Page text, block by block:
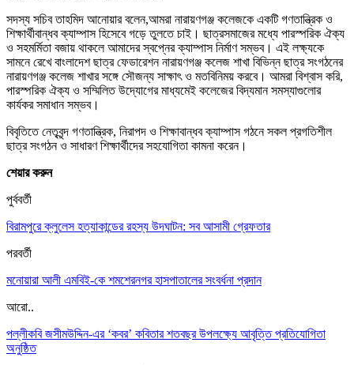
সদস্য সচিব তাহমিদ আনোয়ার বলেন,আমরা নারায়ণগঞ্জ কলেজকে একটি গণতান্ত্রিক ও
শিক্ষার্থীবান্ধব ক্যাম্পাস হিসেবে গড়ে তুলতে চাই। ছাত্রসমাজের মধ্যে পারস্পরিক ঐক্য
ও সহমর্মিতা বজায় থাকলে আমাদের স্বপ্নের ক্যাম্পাস নির্মাণ সম্ভব। এই লক্ষ্যকে
সামনে রেখে বাংলাদেশ ছাত্র ফেডারেশন নারায়ণগঞ্জ কলেজ শাখা বিভিন্ন ছাত্র সংগঠনের
নারায়ণগঞ্জ কলেজ শাখার সঙ্গে সৌজন্য সাক্ষাৎ ও মতবিনিময় করবে। আমরা বিশ্বাস করি,
পারস্পরিক ঐক্য ও সম্মিলিত উদ্যোগের মাধ্যমেই কলেজের বিদ্যমান সমস্যাগুলোর
কার্যকর সমাধান সম্ভব।
বিবৃতিতে নেতৃবৃন্দ গণতান্ত্রিক, নিরাপদ ও শিক্ষাবান্ধব ক্যাম্পাস গঠনে সকল প্রগতিশীল
ছাত্র সংগঠন ও সাধারণ শিক্ষার্থীদের সহযোগিতা কামনা করেন।
শেয়ার করুন
পুর্ববর্তী
বিরামপুরে ক্লুলেস হত্যাকান্ডের রহস্য উদঘাটন: সব আসামী গ্রেফতার
পরবর্তী
মনোয়ারা আলী এমবিই-কে শমশেরনগর হাসপাতালের সংবর্ধনা প্রদান
আরো..
পল্লীকবি জসীমউদ্দিন-এর ‘কবর’ কবিতার শতবছর উপলক্ষ্যে আবৃত্তি প্রতিযোগিতা
অনুষ্ঠিত